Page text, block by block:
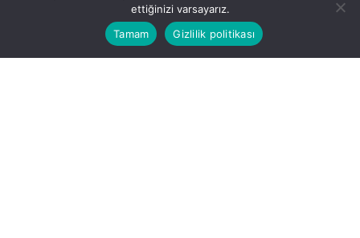
info@erisymm.comettiğinizi varsayarız.
Tamam
Gizlilik politikası